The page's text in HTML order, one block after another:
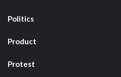
Politics
Product
Protest